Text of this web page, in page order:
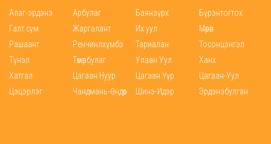
Алаг-эрдэнэ Арбулаг Баянзүрх
Бүрэнтогтох
Галт сум
Жаргалант Их уул
Мөрөн
Рашаант
Ренчинлхүмбэ Тариалан
Тосонцэнгэл
Түнэл
Төмөрбулаг Улаан Уул
Ханх
Хатгал
Цагаан Нуур Цагаан Үүр
Цагаан-Уул
Цэцэрлэг
Чандмань-Өндөр Шинэ-Идэр Эрдэнэбулган